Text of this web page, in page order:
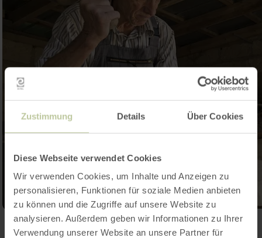
Zustimmung Details Über Cookies
Diese Webseite verwendet Cookies
Wir verwenden Cookies, um Inhalte und Anzeigen zu
personalisieren, Funktionen für soziale Medien anbieten
zu können und die Zugriffe auf unsere Website zu
analysieren. Außerdem geben wir Informationen zu Ihrer
Verwendung unserer Website an unsere Partner für
Galerie öffnen